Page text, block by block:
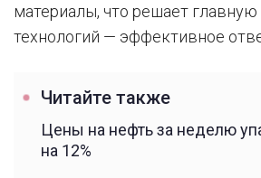
материалы, что решает
технологий — эффективное
Читайте также
Цены на нефть за неделю
на 12%